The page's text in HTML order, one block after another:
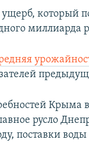
который
миллиарда
Крыма
русло
поставки